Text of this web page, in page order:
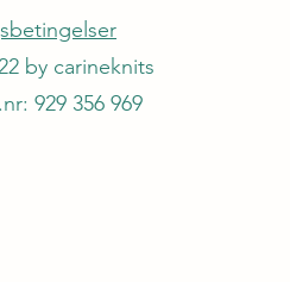
by carineknits
929 356 969